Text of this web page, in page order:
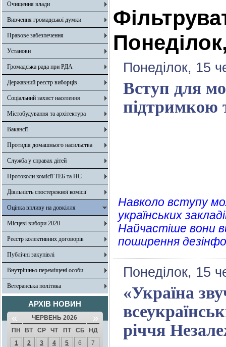
Очищення влади
Вивчення громадської думки
Правове забезпечення
Установи
Громадська рада при РДА
Державний реєстр виборців
Соціальний захист населення
Містобудування та архітектура
Вакансії
Протидія домашнього насильства
Служба у справах дітей
Протоколи комісії ТЕБ та НС
Діяльність спостережної комісії
Оцінка впливу на довкілля
Місцеві вибори 2020
Реєстр колективних договорів
Публічні закупівлі
Внутрішньо переміщені особи
Ветеранська політика
АРХІВ НОВИН
« ЧЕРВЕНЬ 2026 »
ПН ВТ СР ЧТ ПТ СБ
НД
1
2 3 4 5 6
7
Понеділок, 15
Вступ для
підтримкою
Навколо вступу
українських
Найчастіше вони
поширення
Понеділок, 15
«Україна
річчя